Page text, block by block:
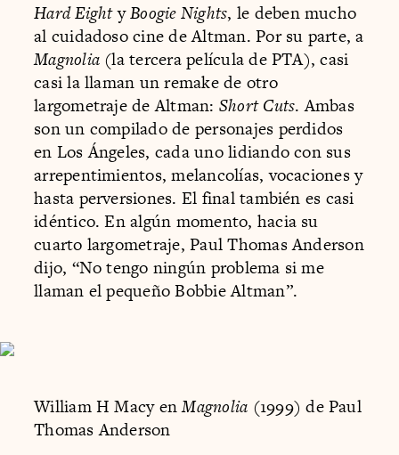
Hard EightyBoogie Nights, le deben mucho
al cuidadoso cine de Altman. Por su parte, a
Magnolia (la tercera película de PTA), casi
casi la llaman un remake de otro
largometraje de Altman: Short Cuts. Ambas
son un compilado de personajes perdidos
en Los Ángeles, cada uno lidiando con sus
arrepentimientos, melancolías, vocaciones y
hasta perversiones. El final también es casi
idéntico. En algún momento, hacia su
cuarto largometraje, Paul Thomas Anderson
dijo, “No tengo ningún problema si me
llaman el pequeño Bobbie Altman”.
William H Macy enMagnolia (1999) de Paul
Thomas Anderson